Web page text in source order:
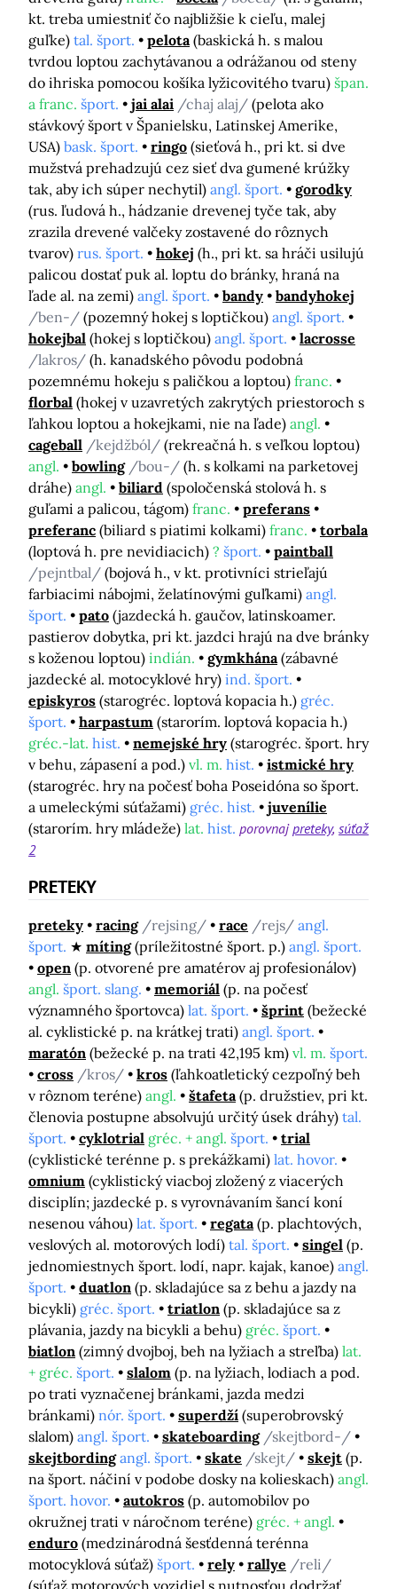
kt. treba umiestniť čo najbližšie k cieľu, malej
guľke) tal. šport. pelota (baskická h. s malou
tvrdou loptou zachytávanou a odrážanou od steny
do ihriska pomocou košíka lyžicovitého tvaru) špan.
a franc. šport. jai alai /chaj alaj/ (pelota ako
stávkový šport v Španielsku, Latinskej Amerike,
USA) bask. šport. ringo (sieťová h., pri kt. si dve
mužstvá prehadzujú cez sieť dva gumené krúžky
tak, aby ich súper nechytil) angl. šport.
gorodky
(rus. ľudová h., hádzanie drevenej tyče tak, aby
zrazila drevené valčeky zostavené do rôznych
tvarov) rus. šport. hokej (h., pri kt. sa hráči usilujú
palicou dostať puk al. loptu do bránky, hraná na
ľade al. na zemi) angl. šport. bandy
bandyhokej
/ben-/ (pozemný hokej s loptičkou) angl. šport.
hokejbal (hokej s loptičkou) angl. šport.
lacrosse
/lakros/ (h. kanadského pôvodu podobná
pozemnému hokeju s paličkou a loptou) franc.
florbal (hokej v uzavretých zakrytých priestoroch s
ľahkou loptou a hokejkami, nie na ľade) angl.
cageball /kejdžból/ (rekreačná h. s veľkou loptou)
angl.
bowling /bou-/ (h. s kolkami na parketovej
dráhe) angl. biliard (spoločenská stolová h. s
guľami a palicou, tágom) franc.
preferans
preferanc (biliard s piatimi kolkami) franc.
torbala
(loptová h. pre nevidiacich) ? šport.
paintball
/pejntbal/ (bojová h., v kt. protivníci strieľajú
farbiacimi nábojmi, želatínovými guľkami) angl.
šport.
pato (jazdecká h. gaučov, latinskoamer.
pastierov dobytka, pri kt. jazdci hrajú na dve bránky
s koženou loptou) indián. gymkhána (zábavné
jazdecké al. motocyklové hry) ind. šport.
episkyros (starogréc. loptová kopacia h.) gréc.
šport.
harpastum (starorím. loptová kopacia h.)
gréc.-lat. hist. nemejské hry (starogréc. šport. hry
v behu, zápasení a pod.) vl. m. hist.
istmické hry
(starogréc. hry na počesť boha Poseidóna so šport.
a umeleckými súťažami) gréc. hist.
juvenílie
(starorím. hry mládeže) lat. hist. porovnajpreteky súťaž
2
PRETEKY
preteky racing /rejsing/ race /rejs/ angl.
šport.
míting (príležitostné šport. p.) angl. šport.
open (p. otvorené pre amatérov aj profesionálov)
angl. šport. slang. memoriál (p. na počesť
významného športovca) lat. šport. šprint (bežecké
al. cyklistické p. na krátkej trati) angl. šport.
maratón (bežecké p. na trati 42,195 km) vl. m. šport.
cross /kros/ kros (ľahkoatletický cezpoľný beh
v rôznom teréne) angl. štafeta (p. družstiev, pri kt.
členovia postupne absolvujú určitý úsek dráhy) tal.
šport.
cyklotrial gréc. + angl. šport.
trial
(cyklistické terénne p. s prekážkami) lat. hovor.
omnium (cyklistický viacboj zložený z viacerých
disciplín; jazdecké p. s vyrovnávaním šancí koní
nesenou váhou) lat. šport. regata (p. plachtových,
veslových al. motorových lodí) tal. šport. singel (p.
jednomiestnych šport. lodí, napr. kajak, kanoe) angl.
šport.
duatlon (p. skladajúce sa z behu a jazdy na
bicykli) gréc. šport. triatlon (p. skladajúce sa z
plávania, jazdy na bicykli a behu) gréc. šport.
biatlon (zimný dvojboj, beh na lyžiach a streľba) lat.
+ gréc. šport. slalom (p. na lyžiach, lodiach a pod.
po trati vyznačenej bránkami, jazda medzi
bránkami) nór. šport. superdží (superobrovský
slalom) angl. šport. skateboarding /skejtbord-/
skejtbording angl. šport. skate /skejt/ skejt (p.
na šport. náčiní v podobe dosky na kolieskach) angl.
šport. hovor.
autokros (p. automobilov po
okružnej trati v náročnom teréne) gréc. + angl.
enduro (medzinárodná šesťdenná terénna
motocyklová súťaž) šport. rely rallye /reli/